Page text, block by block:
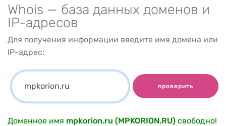
Whois — база данных доменов и
IP-адресов
Для получения информации введите имя домена или
IP-адрес:
проверить
Доменное имя mpkorion.ru (MPKORION.RU) свободно!